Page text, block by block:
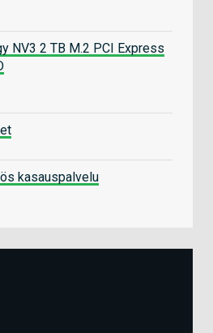
NV3 2 TB M.2 PCI Express
kasauspalvelu